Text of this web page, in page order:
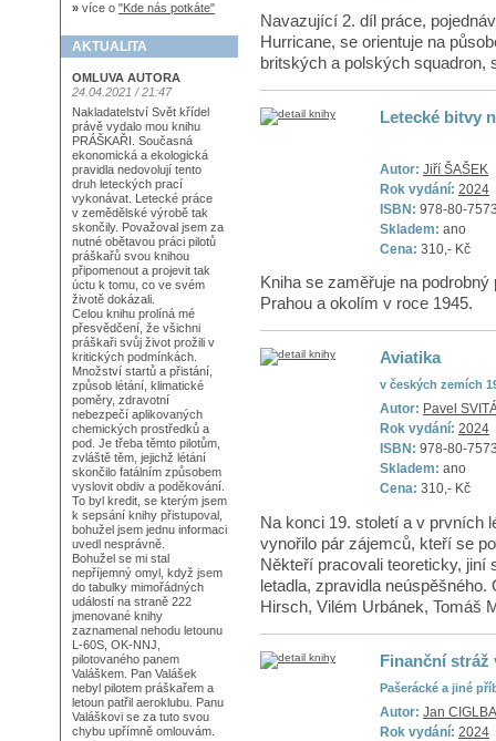
» více o "Kde nás potkáte"
AKTUALITA
OMLUVA AUTORA
24.04.2021 / 21:47
Nakladatelství Svět křídel
právě vydalo mou knihu
PRÁŠKAŘI. Současná
ekonomická a ekologická
pravidla nedovolují tento
druh leteckých prací
vykonávat. Letecké práce
v zemědělské výrobě tak
skončily. Považoval jsem za
nutné obětavou práci pilotů
práškařů svou knihou
připomenout a projevit tak
úctu k tomu, co ve svém
životě dokázali.
Celou knihu prolíná mé
přesvědčení, že všichni
práškaři svůj život prožili v
kritických podmínkách.
Množství startů a přistání,
způsob létání, klimatické
poměry, zdravotní
nebezpečí aplikovaných
chemických prostředků a
pod. Je třeba těmto pilotům,
zvláště těm, jejichž létání
skončilo fatálním způsobem
vyslovit obdiv a poděkování.
To byl kredit, se kterým jsem
k sepsání knihy přistupoval,
bohužel jsem jednu informaci
uvedl nesprávně.
Bohužel se mi stal
nepříjemný omyl, když jsem
do tabulky mimořádných
událostí na straně 222
jmenované knihy
zaznamenal nehodu letounu
L-60S, OK-NNJ,
pilotovaného panem
Valáškem. Pan Valášek
nebyl pilotem práškařem a
letoun patřil aeroklubu. Panu
Valáškovi se za tuto svou
chybu upřímně omlouvám.
Navazující 2. díl práce,
Hurricane, se orientuje na
britských a polských
Letecké bitvy
Autor: Jiří ŠAŠEK
Rok vydání: 2024
ISBN: 978-80-
Skladem: ano
Cena: 310,- Kč
Kniha se zaměřuje na
Prahou a okolím v roce 1945.
Aviatika
v českých zemích
Autor: Pavel
Rok vydání: 2024
ISBN: 978-80-
Skladem: ano
Cena: 310,- Kč
Na konci 19. století a v prvních
vynořilo pár zájemců, kteří se
Někteří pracovali teoreticky, jiní
letadla, zpravidla
Hirsch, Vilém Urbánek, Tomáš
Finanční stráž
Pašerácké a jiné
Autor: Jan
Rok vydání: 2024